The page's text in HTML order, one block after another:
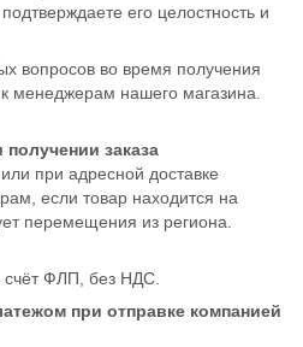
его целостность и
вопросов во время получения
менеджерам нашего магазина.
заказа
при адресной доставке
если товар находится на
перемещения из региона.
счёт ФЛП, без НДС.
при отправке компанией